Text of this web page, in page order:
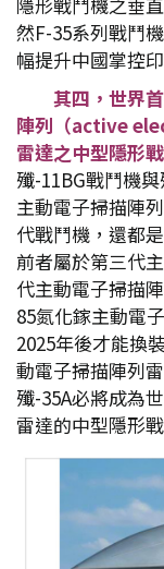
然F-35系列戰鬥
幅提升中國掌控
其四，世界
陣列（active
雷達之中型隱形
殲-11BG戰鬥機
主動電子掃描陣
代戰鬥機，還都
前者屬於第三代
代主動電子掃描
85氮化鎵主動電
2025年後才能換
動電子掃描陣列
殲-35A必將成為
雷達的中型隱形